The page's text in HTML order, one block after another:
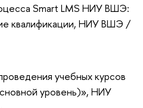
Smart LMS НИУ ВШЭ:
квалификации, НИУ ВШЭ /
учебных курсов
уровень)», НИУ